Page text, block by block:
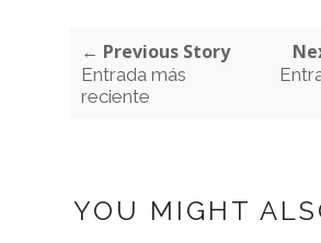
← Previous Story
Entrada más
reciente
YOU MIGHT